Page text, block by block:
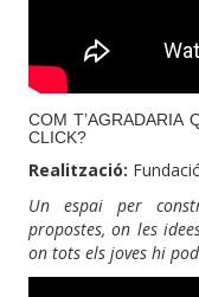
COM T’AGRADARIA
CLICK?
Realització:
Un espai per
propostes, on les
on tots els joves hi